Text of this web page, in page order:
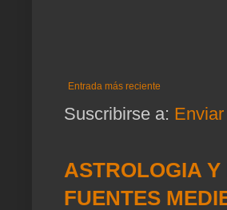
Entrada más reciente
Suscribirse a:
ASTROLOGIA
FUENTES